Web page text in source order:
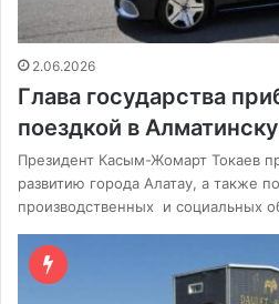
2.06.2026
Глава государства
поездкой в
Президент Касым-Жомарт Токаев
развитию города Алатау, а также
производственных и социальных